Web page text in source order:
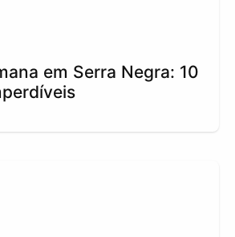
em Serra Negra: 10